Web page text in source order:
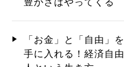
豊かさはやってくる
「お金」と「自由」を
手に入れる！経済自由